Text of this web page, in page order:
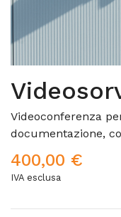
Videoconferenza
documentazione,
400,00 €
IVA esclusa